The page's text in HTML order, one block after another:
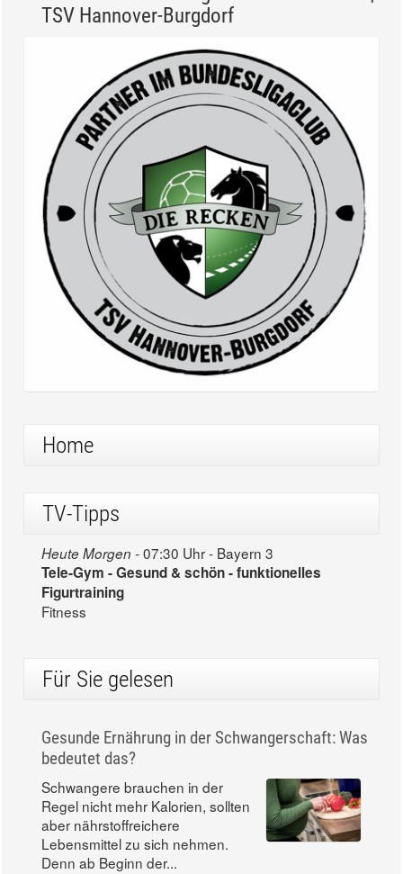
TSV Hannover-Burgdorf
Home
TV-Tipps
Heute Morgen -07:30 Uhr - Bayern 3
Tele-Gym - Gesund & schön - funktionelles
Figurtraining
Fitness
Für Sie gelesen
Gesunde Ernährung in der Schwangerschaft: Was
bedeutet das?
Schwangere brauchen in der
Regel nicht mehr Kalorien, sollten
aber nährstoffreichere
Lebensmittel zu sich nehmen.
Denn ab Beginn der...